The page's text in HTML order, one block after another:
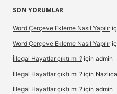
SON YORUMLAR
Word Çerçeve Ekleme Nasıl Yapılır
Word Çerçeve Ekleme Nasıl Yapılır
İllegal Hayatlar çıktı mı ? için admin
İllegal Hayatlar çıktı mı ? için
İllegal Hayatlar çıktı mı ? için admin